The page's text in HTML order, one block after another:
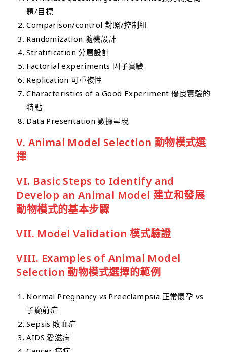
題/目標
Comparison/control 對照/控制組
Randomization 隨機設計
Stratification 分層設計
Factorial experiments 因子實驗
Replication 可重複性
Characteristics of a Good Experiment 優良實驗的
特點
Data Presentation 數據呈現
V. Animal Model Selection 動物模式選
擇
VI. Basic Steps to Identify and
Develop an Animal Model 建立和發展
動物模式的基本步驟
VII. Model Validation 模式驗證
VIII. Examples of Animal Model
Selection 動物模式選擇的範例
Normal Pregnancyvs Preeclampsia 正常懷孕 vs
子癲前症
Sepsis 敗血症
AIDS 愛滋病